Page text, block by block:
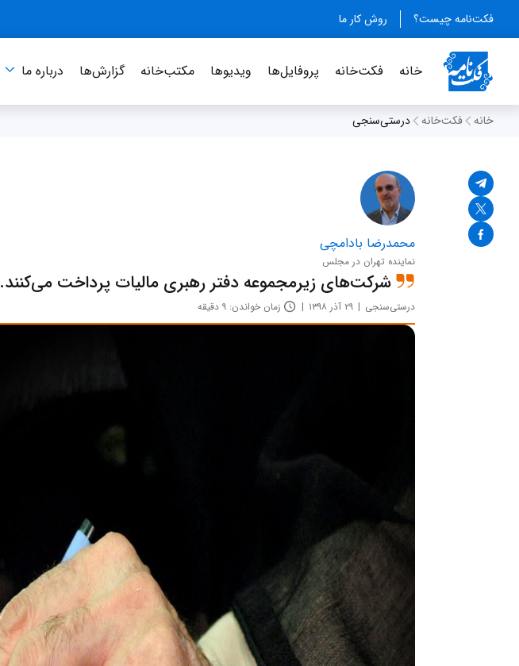
فکت‌نامه چیست؟ روش کار ما
خانه فکت‌خانه پروفایل‌ها ویدیو‌ها مکتب‌خانه گزارش‌ها درباره‌ ما
خانه فکت‌خانه درستی‌سنجی
محمدرضا بادامچی
نماینده تهران در مجلس
شرکت‌های زیرمجموعه دفتر رهبری مالیات پرداخت می‌کنند.
درستی‌سنجی ۲۹ آذر ۱۳۹۸ زمان خواندن: ۹ دقیقه